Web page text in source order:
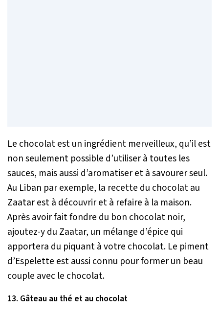
Le chocolat est un ingrédient merveilleux, qu’il est
non seulement possible d’utiliser à toutes les
sauces, mais aussi d’aromatiser et à savourer seul.
Au Liban par exemple, la recette du chocolat au
Zaatar est à découvrir et à refaire à la maison.
Après avoir fait fondre du bon chocolat noir,
ajoutez-y du Zaatar, un mélange d’épice qui
apportera du piquant à votre chocolat. Le piment
d’Espelette est aussi connu pour former un beau
couple avec le chocolat.
13. Gâteau au thé et au chocolat